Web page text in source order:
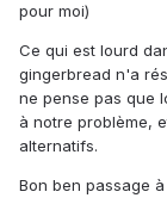
pour moi)
Ce qui est lourd
gingerbread n'a
ne pense pas que
à notre problème,
alternatifs.
Bon ben passage